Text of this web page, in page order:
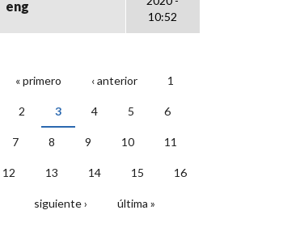
eng
10:52
PÁGINAS
« primero ‹ anterior 1
2 3 4 5 6
7 8 9 10 11
12 13 14 15 16
siguiente › última »